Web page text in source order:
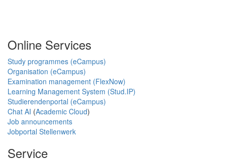
Online Services
Study programmes (eCampus)
Organisation (eCampus)
Examination management (FlexNow)
Learning Management System (Stud.IP)
Studierendenportal (eCampus)
Chat AI (Academic Cloud)
Job announcements
Jobportal Stellenwerk
Service